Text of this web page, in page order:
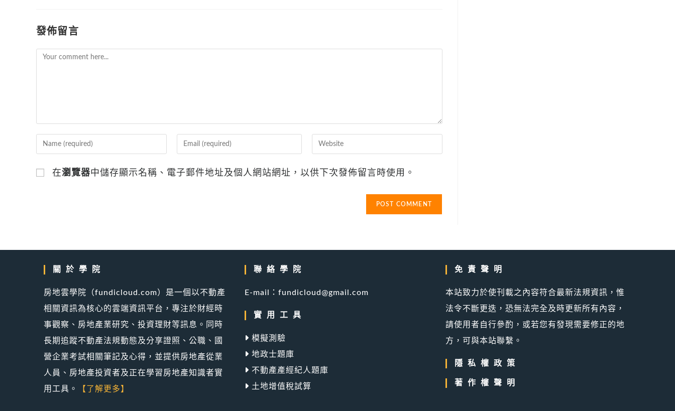
發佈留言
Comment
Enter
your
name
Enter
your
email
Enter
your
website
在瀏覽器中儲存顯示名稱、電子郵件地址及個人網站網址，以供下次發佈留言時使用。
關於學院
房地雲學院（fundicloud.com）是一個以不動產
相關資訊為核心的雲端資訊平台，專注於財經時
事觀察、房地產業研究、投資理財等訊息。同時
長期追蹤不動產法規動態及分享證照、公職、國
營企業考試相關筆記及心得，並提供房地產從業
人員、房地產投資者及正在學習房地產知識者實
用工具。
【了解更多】
聯絡學院
E-mail：fundicloud@gmail.com
實用工具
模擬測驗
地政士題庫
不動產產經紀人題庫
土地增值稅試算
免責聲明
本站致力於使刊載之內容符合最新法規資訊，惟
法令不斷更迭，恐無法完全及時更新所有內容，
請使用者自行參酌，或若您有發現需要修正的地
方，可與本站聯繫。
隱私權政策
著作權聲明